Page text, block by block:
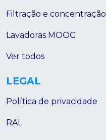
Filtração e concentração
Lavadoras MOOG
Ver todos
LEGAL
Política de privacidade
RAL